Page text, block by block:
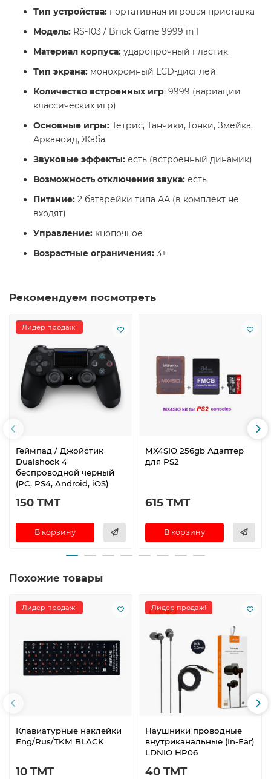
Тип устройства: портативная игровая приставка
Модель: RS-103 / Brick Game 9999 in 1
Материал корпуса: ударопрочный пластик
Тип экрана: монохромный LCD-дисплей
Количество встроенных игр: 9999 (вариации
классических игр)
Основные игры: Тетрис, Танчики, Гонки, Змейка,
Арканоид, Жаба
Звуковые эффекты: есть (встроенный динамик)
Возможность отключения звука: есть
Питание: 2 батарейки типа АА (в комплект не
входят)
Управление: кнопочное
Возрастные ограничения: 3+
Рекомендуем посмотреть
Лидер продаж!
Геймпад / Джойстик
Dualshock 4
беспроводной черный
(PC, PS4, Android, iOS)
150 TMT
В корзину
MX4SIO 256gb Адаптер
для PS2
615 TMT
В корзину
Похожие товары
Лидер продаж!
Клавиатурные наклейки
Eng/Rus/TKM BLACK
10 TMT
Лидер продаж!
Наушники проводные
внутриканальные (In-Ear)
LDNIO HP06
40 TMT